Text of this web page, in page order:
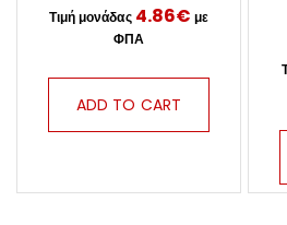
4.86€
ADD TO CART